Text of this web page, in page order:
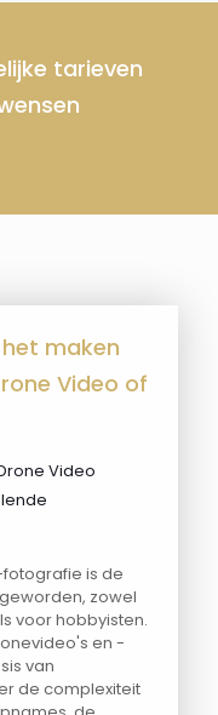
tarieven
maken
Video of
Video
is de
zowel
voor hobbyisten.
en -
van
de complexiteit